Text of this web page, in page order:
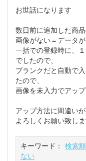
お世話になります
数日前に追加した商
画像がない＝データが
一括での登録時に、
でしたので、
ブランクだと自動で
たので、
画像を未入力でアッ
アップ方法に間違い
よろしくお願い致し
キーワード： 検索
ない